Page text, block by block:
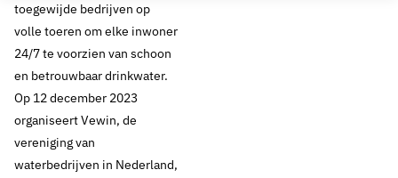
toegewijde bedrijven op
volle toeren om elke inwoner
24/7 te voorzien van schoon
en betrouwbaar drinkwater.
Op 12 december 2023
organiseert Vewin, de
vereniging van
waterbedrijven in Nederland,